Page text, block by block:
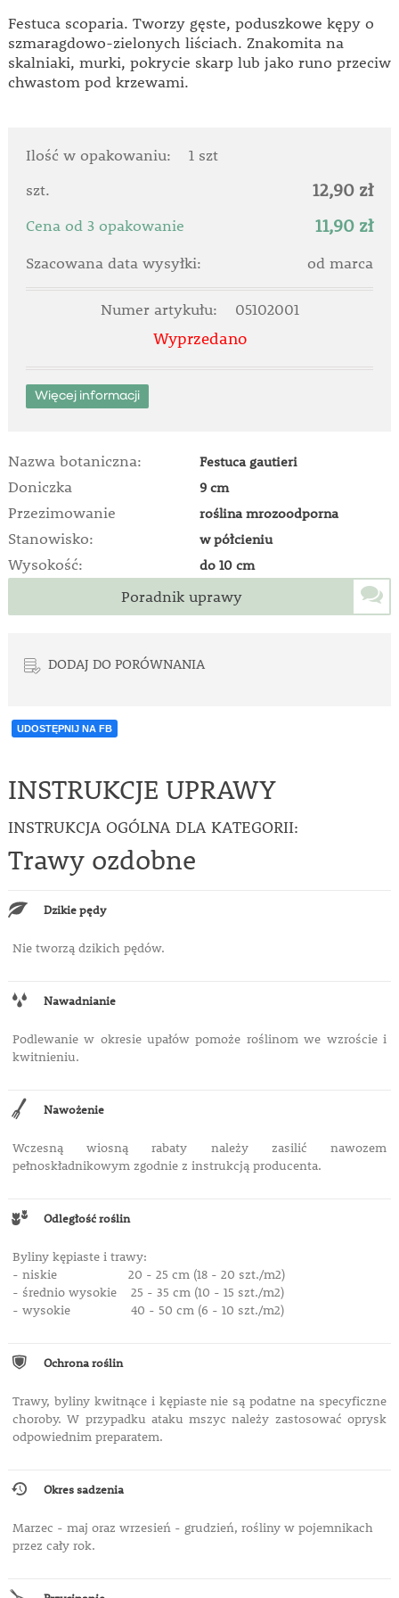
Festuca scoparia. Tworzy gęste, poduszkowe kępy o
szmaragdowo-zielonych liściach. Znakomita na
skalniaki, murki, pokrycie skarp lub jako runo przeciw
chwastom pod krzewami.
Ilość w opakowaniu:
1 szt
szt.
12,90 zł
Cena od 3 opakowanie 11,90 zł
Szacowana data wysyłki: od marca
Numer artykułu: 05102001
Wyprzedano
Więcej informacji
Nazwa botaniczna: Festuca gautieri
Doniczka 9 cm
Przezimowanie roślina mrozoodporna
Stanowisko: w półcieniu
Wysokość: do 10 cm
Poradnik uprawy
DODAJ DO PORÓWNANIA
UDOSTĘPNIJ NA FB
INSTRUKCJE UPRAWY
INSTRUKCJA OGÓLNA DLA KATEGORII:
Trawy ozdobne
Dzikie pędy
Nie tworzą dzikich pędów.
Nawadnianie
Podlewanie w okresie upałów pomoże roślinom we wzroście i
kwitnieniu.
Nawożenie
Wczesną wiosną rabaty należy zasilić nawozem
pełnoskładnikowym zgodnie z instrukcją producenta.
Odległość roślin
Byliny kępiaste i trawy:
- niskie 20 - 25 cm (18 - 20 szt./m2)
- średnio wysokie 25 - 35 cm (10 - 15 szt./m2)
- wysokie 40 - 50 cm (6 - 10 szt./m2)
Ochrona roślin
Trawy, byliny kwitnące i kępiaste nie są podatne na specyficzne
choroby. W przypadku ataku mszyc należy zastosować oprysk
odpowiednim preparatem.
Okres sadzenia
Marzec - maj oraz wrzesień - grudzień, rośliny w pojemnikach
przez cały rok.